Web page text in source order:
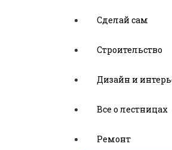
Сделай сам
Строительство
Дизайн и
Все о лестницах
Ремонт